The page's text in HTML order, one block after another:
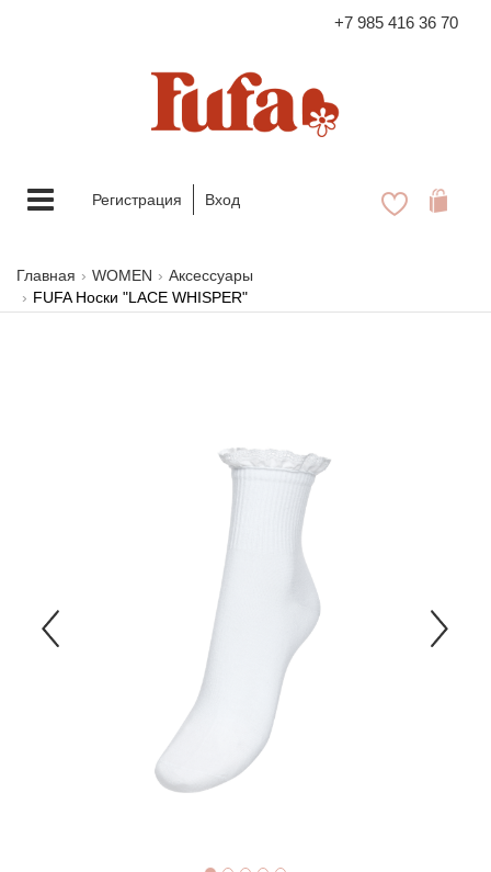
+7 985 416 36 70
FASHION FAMILY STORE
Меню Регистрация Вход
Главная WOMEN
Аксессуары
FUFA Носки "LACE WHISPER"